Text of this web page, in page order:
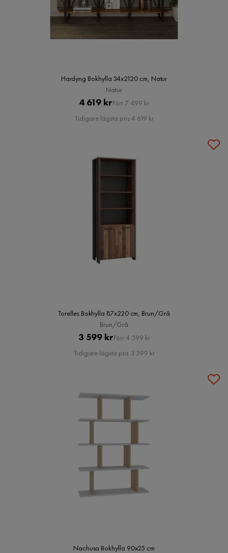
Hardyng Bokhylla 34x2120 cm, Natur
Natur
Pris
4 619 krOriginal
Pris
Förr 7 499 kr
Tidigare lägsta pris 4 619 kr
Torelles Bokhylla 87x220 cm, Brun/Grå
Brun/Grå
Pris
3 599 krOriginal
Pris
Förr 4 599 kr
Tidigare lägsta pris 3 599 kr
Nachusa Bokhylla 90x25 cm